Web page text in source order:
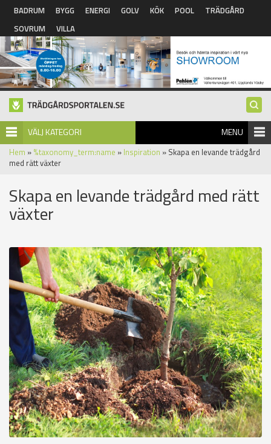
Hoppa till huvudinnehåll
BADRUM BYGG ENERGI GOLV KÖK POOL
TRÄDGÅRD
SOVRUM
VILLA
VÄLJ KATEGORI MENU
Hem » %taxonomy_term:name » Inspiration » Skapa en levande trädgård
med rätt växter
Skapa en levande trädgård med rätt
växter